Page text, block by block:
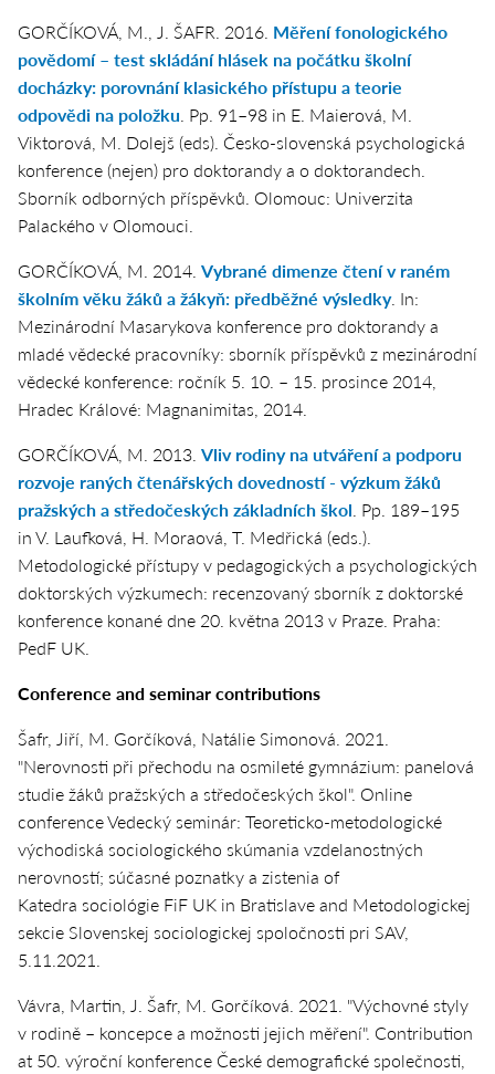
GORČÍKOVÁ, M., J. ŠAFR. 2016. Měření fonologického
povědomí – test skládání hlásek na počátku školní
docházky: porovnání klasického přístupu a teorie
odpovědi na položku. Pp. 91–98 in E. Maierová, M.
Viktorová, M. Dolejš (eds). Česko-slovenská psychologická
konference (nejen) pro doktorandy a o doktorandech.
Sborník odborných příspěvků. Olomouc: Univerzita
Palackého v Olomouci.
GORČÍKOVÁ, M. 2014. Vybrané dimenze čtení v raném
školním věku žáků a žákyň: předběžné výsledky. In:
Mezinárodní Masarykova konference pro doktorandy a
mladé vědecké pracovníky: sborník příspěvků z mezinárodní
vědecké konference: ročník 5. 10. – 15. prosince 2014,
Hradec Králové: Magnanimitas, 2014.
GORČÍKOVÁ, M. 2013. Vliv rodiny na utváření a podporu
rozvoje raných čtenářských dovedností - výzkum žáků
pražských a středočeských základních škol. Pp. 189–195
in V. Laufková, H. Moraová, T. Medřická (eds.).
Metodologické přístupy v pedagogických a psychologických
doktorských výzkumech: recenzovaný sborník z doktorské
konference konané dne 20. května 2013 v Praze. Praha:
PedF UK.
Conference and seminar contributions
Šafr, Jiří, M. Gorčíková, Natálie Simonová. 2021.
"Nerovnosti při přechodu na osmileté gymnázium: panelová
studie žáků pražských a středočeských škol". Online
conference Vedecký seminár: Teoreticko-metodologické
východiská sociologického skúmania vzdelanostných
nerovností; súčasné poznatky a zistenia of
Katedra sociológie FiF UK in Bratislave and Metodologickej
sekcie Slovenskej sociologickej spoločnosti pri SAV,
5.11.2021.
Vávra, Martin, J. Šafr, M. Gorčíková. 2021. "Výchovné styly
v rodině – koncepce a možnosti jejich měření". Contribution
at 50. výroční konference České demografické společnosti,